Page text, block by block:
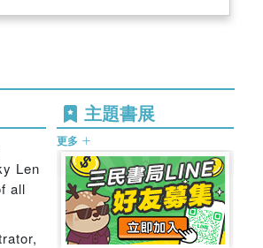
Len
all
主題書展
更多